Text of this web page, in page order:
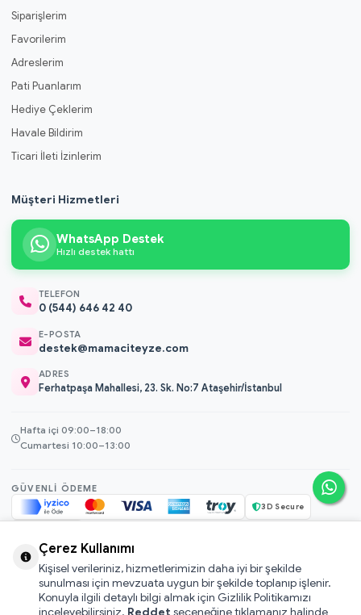
Siparişlerim
Favorilerim
Adreslerim
Pati Puanlarım
Hediye Çeklerim
Havale Bildirim
Ticari İleti İzinlerim
Müşteri Hizmetleri
WhatsApp Destek
Hızlı destek hattı
TELEFON
0 (544) 646 42 40
E-POSTA
destek@mamaciteyze.com
ADRES
Ferhatpaşa Mahallesi, 23. Sk. No:7 Ataşehir/İstanbul
Hafta içi 09:00–18:00
Cumartesi 10:00–13:00
GÜVENLI ÖDEME
3D Secure
© 2026 Mamacı Teyze · Nurşen ve ekibi ile birlikte ile hazırlandı.
Mesafeli Satış Sözleşmesi
Çerez Kullanımı
Kişisel verileriniz, hizmetlerimizin daha iyi bir şekilde
sunulması için mevzuata uygun bir şekilde toplanıp işlenir.
Konuyla ilgili detaylı bilgi almak için Gizlilik Politikamızı
inceleyebilirsiniz. Reddet seçeneğine tıklamanız halinde